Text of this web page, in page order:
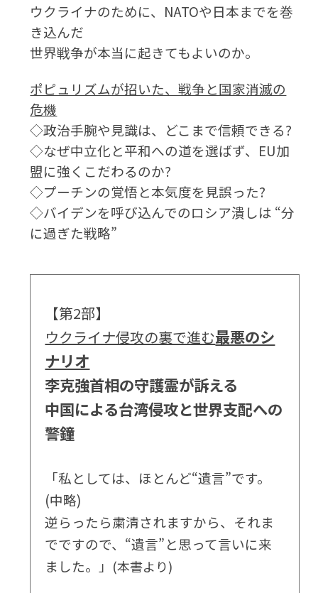
ウクライナのために、NATOや日本までを巻
き込んだ
世界戦争が本当に起きてもよいのか。
ポピュリズムが招いた、戦争と国家消滅の
危機
◇政治手腕や見識は、どこまで信頼できる?
◇なぜ中立化と平和への道を選ばず、EU加
盟に強くこだわるのか?
◇プーチンの覚悟と本気度を見誤った?
◇バイデンを呼び込んでのロシア潰しは “分
に過ぎた戦略”
【第2部】
ウクライナ侵攻の裏で進む最悪のシ
ナリオ
李克強首相の守護霊が訴える
中国による台湾侵攻と世界支配への
警鐘
「私としては、ほとんど“遺言”です。
(中略)
逆らったら粛清されますから、それま
でですので、“遺言”と思って言いに来
ました。」 (本書より)